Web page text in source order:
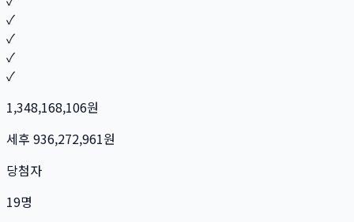
✓
✓
✓
✓
1,348,168,106원
세후 936,272,961원
당첨자
19명